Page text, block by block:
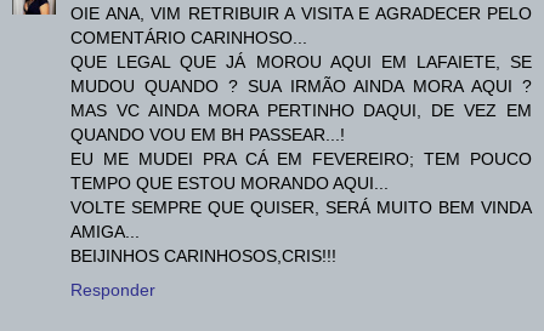
OIE ANA, VIM RETRIBUIR A VISITA E AGRADECER PELO
COMENTÁRIO CARINHOSO...
QUE LEGAL QUE JÁ MOROU AQUI EM LAFAIETE, SE
MUDOU QUANDO ? SUA IRMÃO AINDA MORA AQUI ?
MAS VC AINDA MORA PERTINHO DAQUI, DE VEZ EM
QUANDO VOU EM BH PASSEAR...!
EU ME MUDEI PRA CÁ EM FEVEREIRO; TEM POUCO
TEMPO QUE ESTOU MORANDO AQUI...
VOLTE SEMPRE QUE QUISER, SERÁ MUITO BEM VINDA
AMIGA...
BEIJINHOS CARINHOSOS,CRIS!!!
Responder